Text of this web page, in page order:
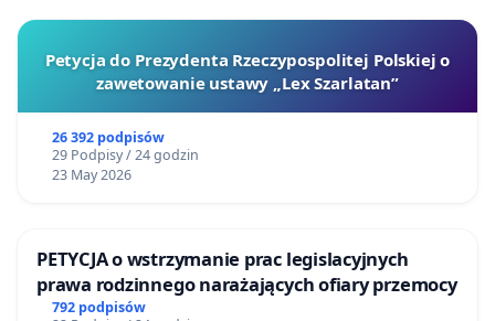
Petycja do Prezydenta Rzeczypospolitej Polskiej o
zawetowanie ustawy „Lex Szarlatan”
26 392 podpisów
29 Podpisy / 24 godzin
23 May 2026
PETYCJA o wstrzymanie prac legislacyjnych
prawa rodzinnego narażających ofiary przemocy
792 podpisów